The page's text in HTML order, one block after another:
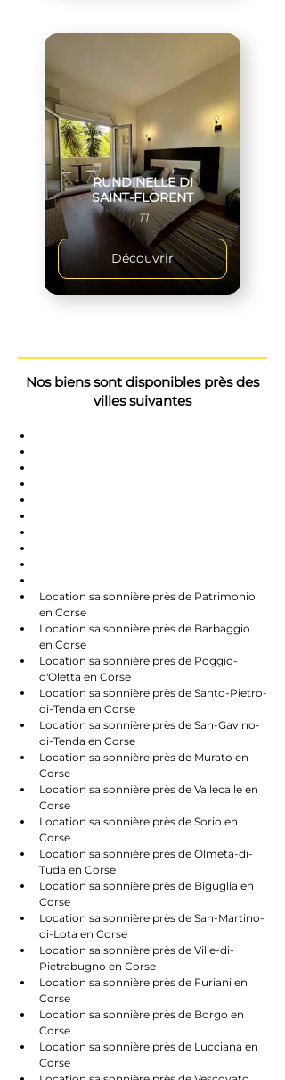
RUNDINELLE DI
SAINT-FLORENT
T1
Découvrir
Nos biens sont disponibles près des
villes suivantes
Location saisonnière près de Patrimonio
en Corse
Location saisonnière près de Barbaggio
en Corse
Location saisonnière près de Poggio-
d'Oletta en Corse
Location saisonnière près de Santo-Pietro-
di-Tenda en Corse
Location saisonnière près de San-Gavino-
di-Tenda en Corse
Location saisonnière près de Murato en
Corse
Location saisonnière près de Vallecalle en
Corse
Location saisonnière près de Sorio en
Corse
Location saisonnière près de Olmeta-di-
Tuda en Corse
Location saisonnière près de Biguglia en
Corse
Location saisonnière près de San-Martino-
di-Lota en Corse
Location saisonnière près de Ville-di-
Pietrabugno en Corse
Location saisonnière près de Furiani en
Corse
Location saisonnière près de Borgo en
Corse
Location saisonnière près de Lucciana en
Corse